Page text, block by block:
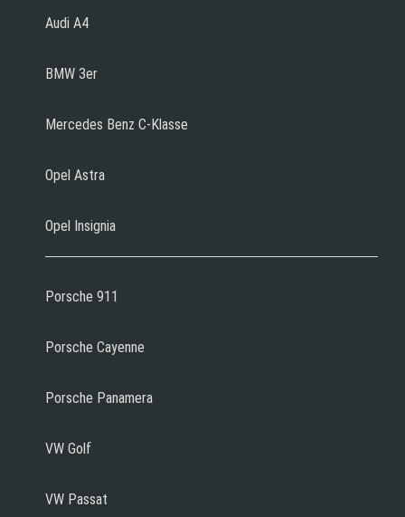
Audi A4
BMW 3er
Mercedes Benz C-Klasse
Opel Astra
Opel Insignia
Porsche 911
Porsche Cayenne
Porsche Panamera
VW Golf
VW Passat